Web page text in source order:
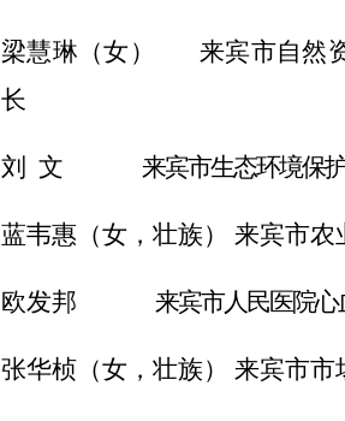
梁慧琳（女） 来宾市自然
长
刘 文 来宾市生态环境保
蓝韦惠（女，壮族） 来宾市农
欧发邦 来宾市人民医院
张华桢（女，壮族） 来宾市市